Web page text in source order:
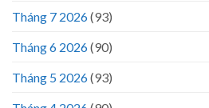
Tháng 7 2026(93)
Tháng 6 2026(90)
Tháng 5 2026(93)